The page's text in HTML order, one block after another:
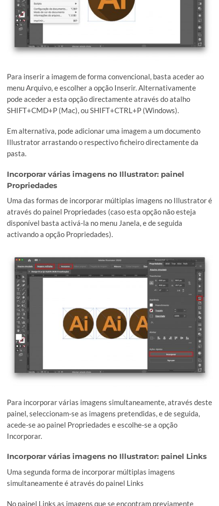
Para inserir a imagem de forma convencional, basta aceder
menu Arquivo, e escolher a opção Inserir. Alternativamente
pode aceder a esta opção directamente através do atalho
SHIFT+CMD+P (Mac), ou SHIFT+CTRL+P (Windows).
Em alternativa, pode adicionar uma imagem a um
pasta.
Incorporar várias imagens no Illustrator: painel
Propriedades
Uma das formas de incorporar múltiplas imagens no
através do painel Propriedades (caso esta opção não esteja
disponível basta activá-la no menu Janela, e de seguida
activando a opção Propriedades).